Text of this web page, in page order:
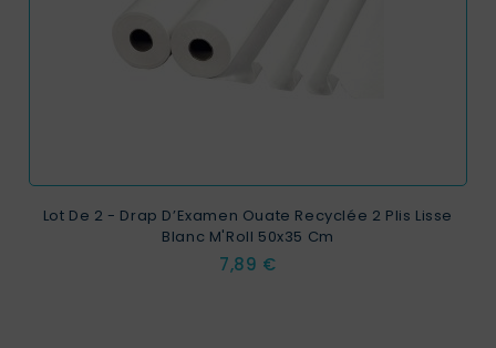
Lot De 2 - Drap D’Examen Ouate Recyclée 2 Plis Lisse
Blanc M'Roll 50x35 Cm
Prix
7,89 €